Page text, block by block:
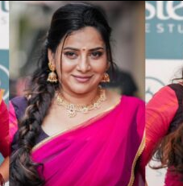
ഉദ്ഘാടന വേദിയിൽ ആരാധരെ
മയക്കുന്ന തകർപ്പൻ
ഡൻസുമായി അന്ന രാജൻ..